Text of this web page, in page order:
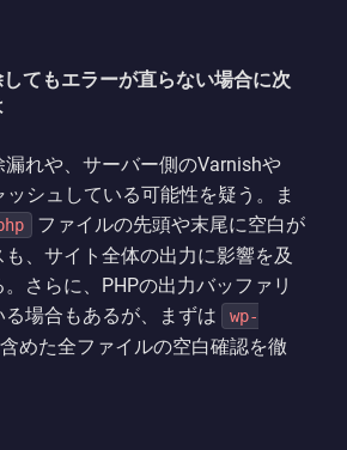
てもエラーが直らない場合に次
れや、サーバー側のVarnishや
ッシュしている可能性を疑う。ま
ファイルの先頭や末尾に空白が
、サイト全体の出力に影響を及
さらに、PHPの出力バッファリ
場合もあるが、まずは
wp-
めた全ファイルの空白確認を徹